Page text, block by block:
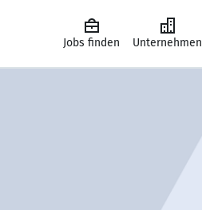
Jobs finden Unternehmen